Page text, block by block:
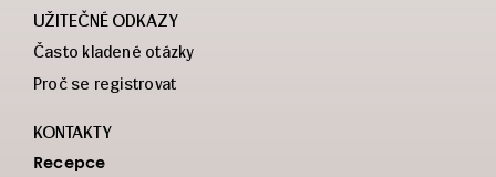
UŽITEČNÉ ODKAZY
Často kladené otázky
Proč se registrovat
KONTAKTY
Recepce